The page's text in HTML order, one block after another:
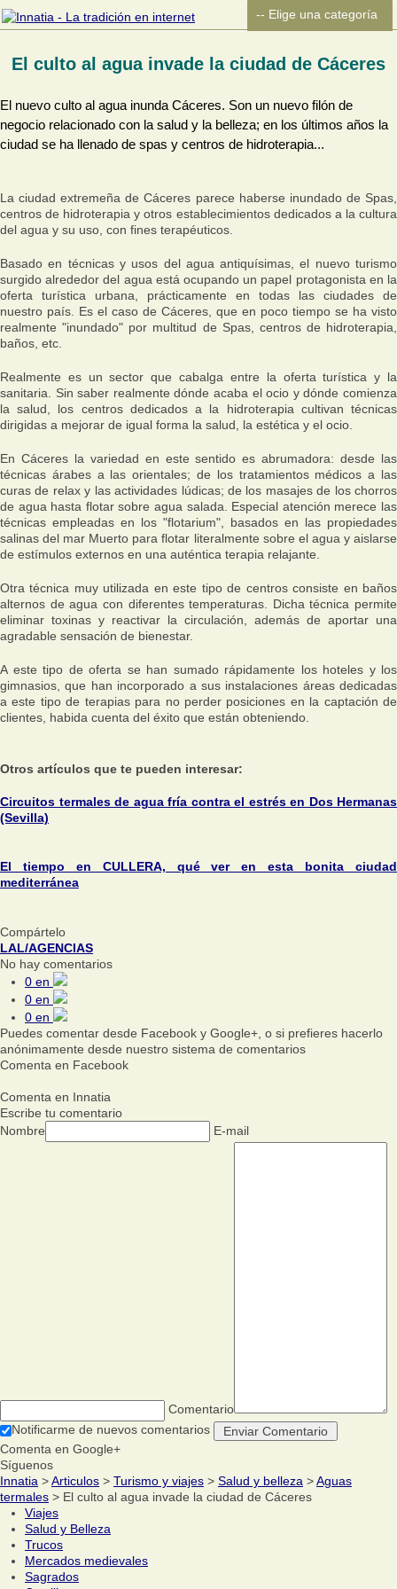
El culto al agua invade la ciudad de Cáceres
El nuevo culto al agua inunda Cáceres. Son un nuevo filón de
negocio relacionado con la salud y la belleza; en los últimos años la
ciudad se ha llenado de spas y centros de hidroterapia...
La ciudad extremeña de Cáceres parece haberse inundado de Spas,
centros de hidroterapia y otros establecimientos dedicados a la cultura
del agua y su uso, con fines terapéuticos.
Basado en técnicas y usos del agua antiquísimas, el nuevo turismo
surgido alrededor del agua está ocupando un papel protagonista en la
oferta turística urbana, prácticamente en todas las ciudades de
nuestro país. Es el caso de Cáceres, que en poco tiempo se ha visto
realmente "inundado" por multitud de Spas, centros de hidroterapia,
baños, etc.
Realmente es un sector que cabalga entre la oferta turística y la
sanitaria. Sin saber realmente dónde acaba el ocio y dónde comienza
la salud, los centros dedicados a la hidroterapia cultivan técnicas
dirigidas a mejorar de igual forma la salud, la estética y el ocio.
En Cáceres la variedad en este sentido es abrumadora: desde las
técnicas árabes a las orientales; de los tratamientos médicos a las
curas de relax y las actividades lúdicas; de los masajes de los chorros
de agua hasta flotar sobre agua salada. Especial atención merece las
técnicas empleadas en los "flotarium", basados en las propiedades
salinas del mar Muerto para flotar literalmente sobre el agua y aislarse
de estímulos externos en una auténtica terapia relajante.
Otra técnica muy utilizada en este tipo de centros consiste en baños
alternos de agua con diferentes temperaturas. Dicha técnica permite
eliminar toxinas y reactivar la circulación, además de aportar una
agradable sensación de bienestar.
A este tipo de oferta se han sumado rápidamente los hoteles y los
gimnasios, que han incorporado a sus instalaciones áreas dedicadas
a este tipo de terapias para no perder posiciones en la captación de
clientes, habida cuenta del éxito que están obteniendo.
Otros artículos que te pueden interesar:
Circuitos termales de agua fría contra el estrés en Dos Hermanas
(Sevilla)
El tiempo en CULLERA, qué ver en esta bonita ciudad
mediterránea
Compártelo
LAL/AGENCIAS
No hay comentarios
0 en
0 en
0 en
Puedes comentar desde Facebook y Google+, o si prefieres hacerlo
anónimamente desde nuestro sistema de comentarios
Comenta en Facebook
Comenta en Innatia
Escribe tu comentario
Nombre
E-mail
Comentario
Notificarme de nuevos comentarios
Comenta en Google+
Síguenos
Innatia >Articulos > Turismo y viajes > Salud y belleza >Aguas
termales > El culto al agua invade la ciudad de Cáceres
Viajes
Salud y Belleza
Trucos
Mercados medievales
Sagrados